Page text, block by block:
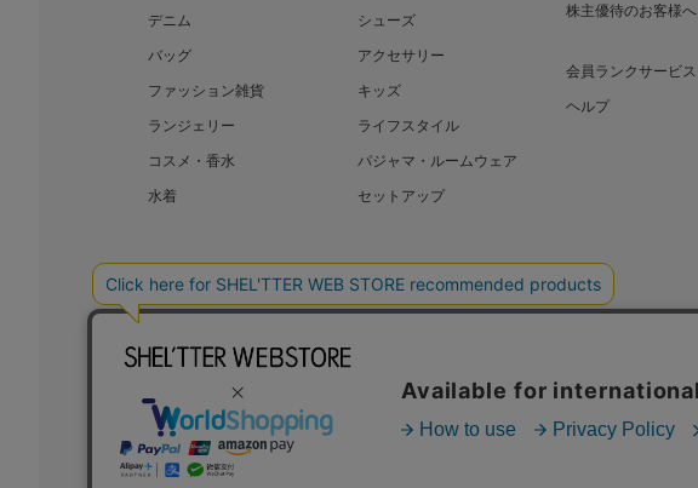
デニム
シューズ
バッグ
アクセサリー
ファッション雑貨
キッズ
ランジェリー
ライフスタイル
コスメ・香水
パジャマ・ルームウェア
水着
セットアップ
株主優待のお客様へ
会員ランクサービス
ヘルプ
BAROQUE JAPAN LIMITED SHEL’TTER GREEN
COPYRIGHT © BAROQUE JAPAN LIMITED ALL RIGHTS RESERVED.